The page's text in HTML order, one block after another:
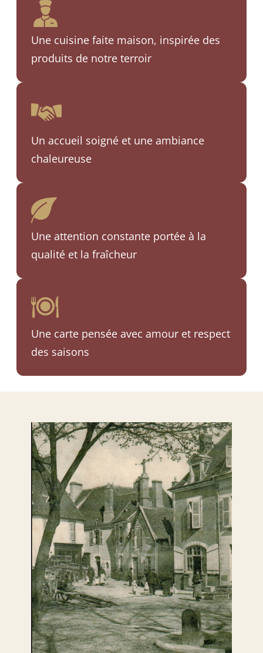
Une cuisine faite maison, inspirée des
produits de notre terroir
Un accueil soigné et une ambiance
chaleureuse
Une attention constante portée à la
qualité et la fraîcheur
Une carte pensée avec amour et respect
des saisons